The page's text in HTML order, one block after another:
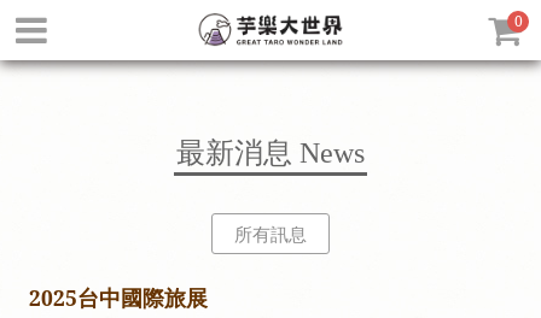
0
最新消息 News
所有訊息
2025台中國際旅展